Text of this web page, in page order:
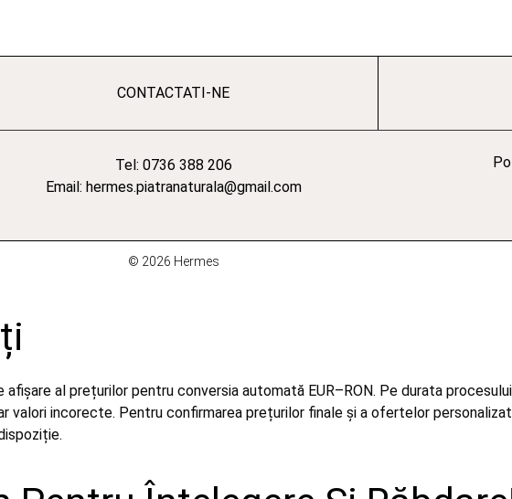
CONTACTATI-NE
Tel: 0736 388 206
Email: hermes.piatranaturala@gmail.com
© 2026 Hermes
al prețurilor pentru conversia automată EUR–RON. Pe durata
valori incorecte. Pentru confirmarea prețurilor finale și a ofertelor